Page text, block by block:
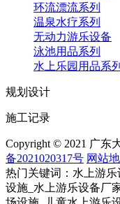
环流漂流系列
温泉水疗系列
无动力游乐设备
泳池用品系列
水上乐园用品系列
规划设计
施工记录
Copyright © 2021 广东
备2021020317号 网站
热门关键词：水上游
设施_水上游乐设备厂